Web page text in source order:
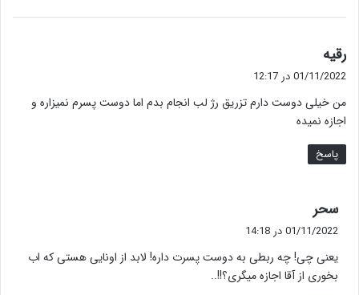
رقیه
ف
:
01/11/2022 در 12:17
من خیلی دوست دارم تزریق رژ لب انجام بدم اما دوست پسرم نمیزاره و
اجازه نمیده
پاسخ
سحر
ف
:
01/11/2022 در 14:18
یعنی چی! چه ربطی به دوست پسرت داره! لابد از اونایی هستی که اب
بخوری از آقا اجازه میگری؟!!..